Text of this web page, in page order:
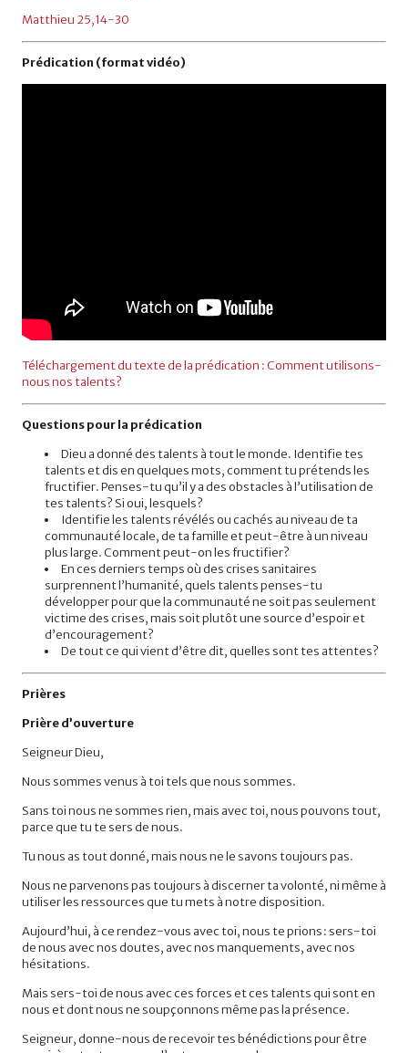
Matthieu 25,14-30
Prédication (format vidéo)
Téléchargement du texte de la prédication : Comment utilisons-
nous nos talents?
Questions pour la prédication
Dieu a donné des talents à tout le monde. Identifie tes
talents et dis en quelques mots, comment tu prétends les
fructifier. Penses-tu qu’il y a des obstacles à l’utilisation de
tes talents? Si oui, lesquels?
Identifie les talents révélés ou cachés au niveau de ta
communauté locale, de ta famille et peut-être à un niveau
plus large. Comment peut-on les fructifier?
En ces derniers temps où des crises sanitaires
surprennent l’humanité, quels talents penses-tu
développer pour que la communauté ne soit pas seulement
victime des crises, mais soit plutôt une source d’espoir et
d’encouragement?
De tout ce qui vient d’être dit, quelles sont tes attentes?
Prières
Prière d’ouverture
Seigneur Dieu,
Nous sommes venus à toi tels que nous sommes.
Sans toi nous ne sommes rien, mais avec toi, nous pouvons tout,
parce que tu te sers de nous.
Tu nous as tout donné, mais nous ne le savons toujours pas.
Nous ne parvenons pas toujours à discerner ta volonté, ni même à
utiliser les ressources que tu mets à notre disposition.
Aujourd’hui, à ce rendez-vous avec toi, nous te prions : sers-toi
de nous avec nos doutes, avec nos manquements, avec nos
hésitations.
Mais sers-toi de nous avec ces forces et ces talents qui sont en
nous et dont nous ne soupçonnons même pas la présence.
Seigneur, donne-nous de recevoir tes bénédictions pour être